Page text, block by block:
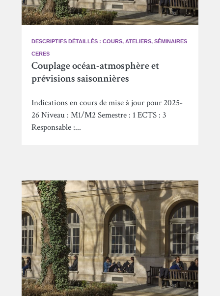
DESCRIPTIFS DÉTAILLÉS : COURS, ATELIERS, SÉMINAIRES
CERES
Couplage océan-atmosphère et
prévisions saisonnières
Indications en cours de mise à jour pour 2025-
26 Niveau : M1/M2 Semestre : 1 ECTS : 3
Responsable :...